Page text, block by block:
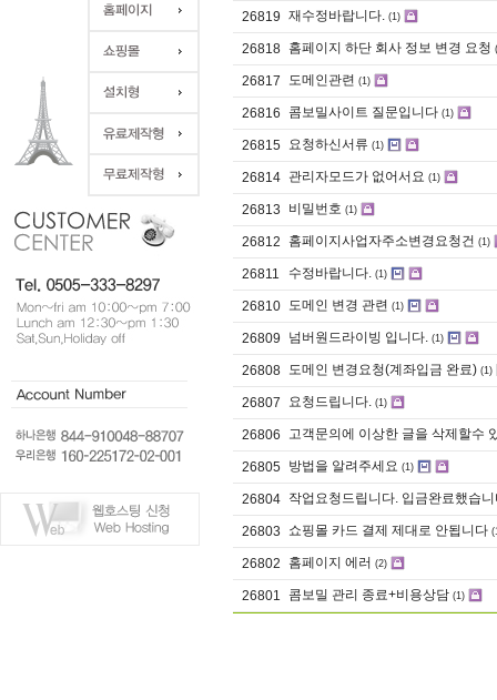
26819 재수정바랍니다. (1)
26818 홈페이지 하단 회사 정보 변경 요청
26817 도메인관련 (1)
26816 콤보밀사이트 질문입니다 (1)
26815 요청하신서류 (1)
26814 관리자모드가 없어서요 (1)
26813 비밀번호 (1)
26812 홈페이지사업자주소변경요청건 (1)
26811 수정바랍니다. (1)
26810 도메인 변경 관련 (1)
26809 넘버원드라이빙 입니다. (1)
26808 도메인 변경요청(계좌입금 완료) (1)
26807 요청드립니다. (1)
26806 고객문의에 이상한 글을 삭제할수
26805 방법을 알려주세요 (1)
26804 작업요청드립니다. 입금완료했습니
26803 쇼핑몰 카드 결제 제대로 안됩니다
26802 홈페이지 에러 (2)
26801 콤보밀 관리 종료+비용상담 (1)